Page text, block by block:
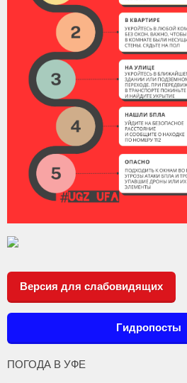
Версия для слабовидящих
Гидропосты
ПОГОДА В УФЕ